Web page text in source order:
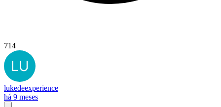
714
lukedeexperience
há 9 meses